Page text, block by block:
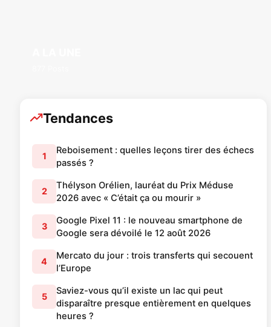
Tendances
1
Reboisement : quelles leçons tirer des échecs
passés ?
2
Thélyson Orélien, lauréat du Prix Méduse
2026 avec « C’était ça ou mourir »
3
Google Pixel 11 : le nouveau smartphone de
Google sera dévoilé le 12 août 2026
4
Mercato du jour : trois transferts qui secouent
l’Europe
5
Saviez-vous qu’il existe un lac qui peut
disparaître presque entièrement en quelques
heures ?